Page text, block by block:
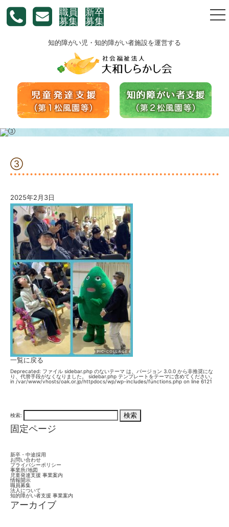
職員
募集
新卒
募集
知的障がい児・知的障がい者施設を運営する
➂
2025年2月3日
一覧に戻る
Deprecated: ファイル sidebar.php のないテーマ は、バージョン 3.0.0 から非推奨にな
り、代替手段がなくなりました。 sidebar.php テンプレートをテーマに含めてください。
in /var/www/vhosts/oak.or.jp/httpdocs/wp/wp-includes/functions.php on line 6121
検索:
固定ページ
新卒・中途採用
お問い合わせ
プライバシーポリシー
事業所/地図
児童発達支援 事業案内
情報開示
職員募集
法人について
知的障がい者支援 事業案内
アーカイブ